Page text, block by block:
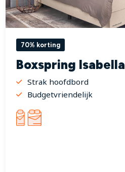
70% korting
Boxspring Isabella
Strak hoofdbord
Budgetvriendelijk